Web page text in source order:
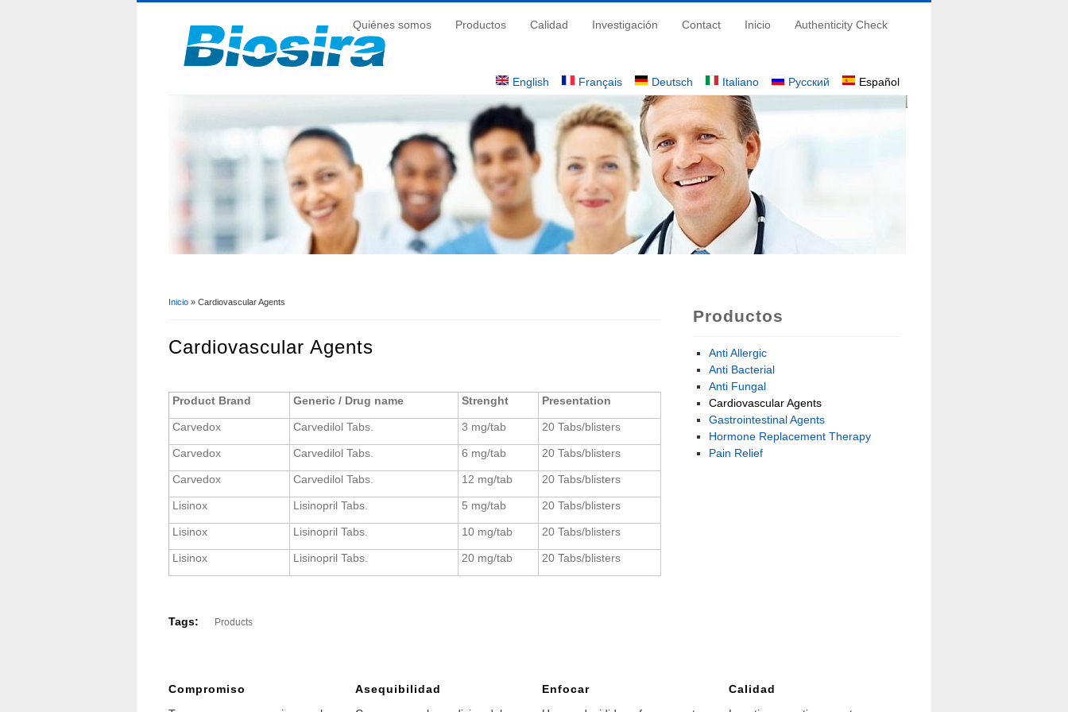
Quiénes somos Productos Calidad Investigación Contact Inicio Authenticity Check
English Français Deutsch Italiano Русский Español
Inicio » Cardiovascular Agents
Cardiovascular Agents
Product Brand Generic / Drug name Strenght Presentation
Carvedox Carvedilol Tabs. 3 mg/tab 20 Tabs/blisters
Carvedox Carvedilol Tabs. 6 mg/tab 20 Tabs/blisters
Carvedox Carvedilol Tabs. 12 mg/tab 20 Tabs/blisters
Lisinox Lisinopril Tabs. 5 mg/tab 20 Tabs/blisters
Lisinox Lisinopril Tabs. 10 mg/tab 20 Tabs/blisters
Lisinox Lisinopril Tabs. 20 mg/tab 20 Tabs/blisters
Tags: Products
Productos
Anti Allergic
Anti Bacterial
Anti Fungal
Cardiovascular Agents
Gastrointestinal Agents
Hormone Replacement Therapy
Pain Relief
Compromiso
Asequibilidad
Enfocar
Calidad